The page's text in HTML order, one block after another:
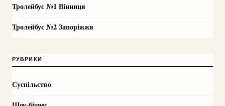
Тролейбус №1 Вінниця
Тролейбус №2 Запоріжжя
РУБРИКИ
Суспільство